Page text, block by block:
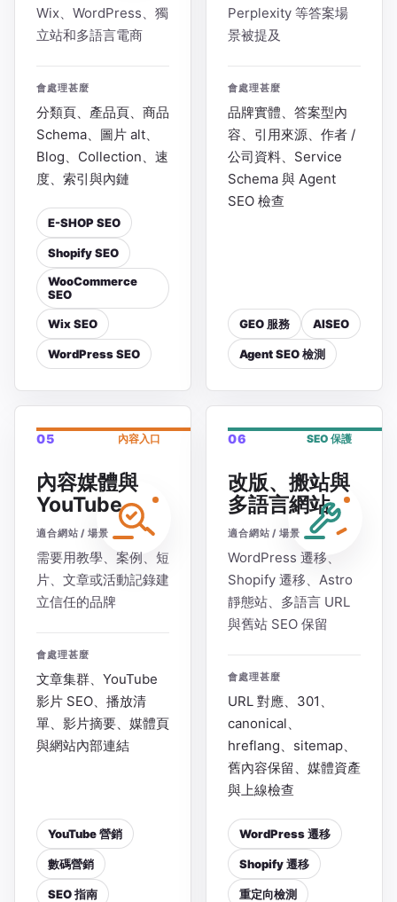
Wix、WordPress、獨
立站和多語言電商
會處理甚麼
分類頁、產品頁、商品
Schema、圖片 alt、
Blog、Collection、速
度、索引與內鏈
E-SHOP SEO
Shopify SEO
WooCommerce
SEO
Wix SEO
WordPress SEO
Perplexity 等答案場
景被提及
會處理甚麼
品牌實體、答案型內
容、引用來源、作者 /
公司資料、Service
Schema 與 Agent
SEO 檢查
GEO 服務 AISEO
Agent SEO 檢測
05 內容入口
內容媒體與
YouTube
適合網站 / 場景
需要用教學、案例、短
片、文章或活動記錄建
立信任的品牌
會處理甚麼
文章集群、YouTube
影片 SEO、播放清
單、影片摘要、媒體頁
與網站內部連結
YouTube 營銷
數碼營銷
SEO 指南
06 SEO 保護
改版、搬站與
多語言網站
適合網站 / 場景
WordPress 遷移、
Shopify 遷移、Astro
靜態站、多語言 URL
與舊站 SEO 保留
會處理甚麼
URL 對應、301、
canonical、
hreflang、sitemap、
舊內容保留、媒體資產
與上線檢查
WordPress 遷移
Shopify 遷移
重定向檢測